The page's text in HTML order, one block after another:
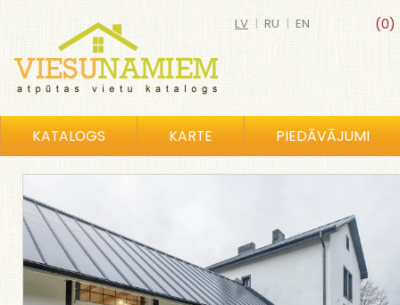
(0)
LV | RU | EN
KATALOGS KARTE PIEDĀVĀJUMI